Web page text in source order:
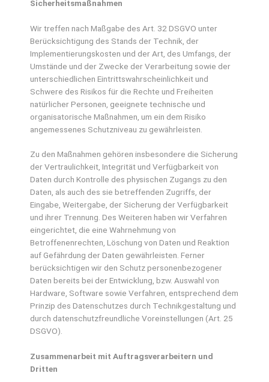
Sicherheitsmaßnahmen
Wir treffen nach Maßgabe des Art. 32 DSGVO unter
Berücksichtigung des Stands der Technik, der
Implementierungskosten und der Art, des Umfangs, der
Umstände und der Zwecke der Verarbeitung sowie der
unterschiedlichen Eintrittswahrscheinlichkeit und
Schwere des Risikos für die Rechte und Freiheiten
natürlicher Personen, geeignete technische und
organisatorische Maßnahmen, um ein dem Risiko
angemessenes Schutzniveau zu gewährleisten.
Zu den Maßnahmen gehören insbesondere die Sicherung
der Vertraulichkeit, Integrität und Verfügbarkeit von
Daten durch Kontrolle des physischen Zugangs zu den
Daten, als auch des sie betreffenden Zugriffs, der
Eingabe, Weitergabe, der Sicherung der Verfügbarkeit
und ihrer Trennung. Des Weiteren haben wir Verfahren
eingerichtet, die eine Wahrnehmung von
Betroffenenrechten, Löschung von Daten und Reaktion
auf Gefährdung der Daten gewährleisten. Ferner
berücksichtigen wir den Schutz personenbezogener
Daten bereits bei der Entwicklung, bzw. Auswahl von
Hardware, Software sowie Verfahren, entsprechend dem
Prinzip des Datenschutzes durch Technikgestaltung und
durch datenschutzfreundliche Voreinstellungen (Art. 25
DSGVO).
Zusammenarbeit mit Auftragsverarbeitern und
Dritten